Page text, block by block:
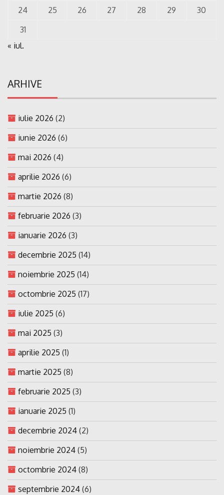
24
25 26 27 28 29
30
31
« iul.
ARHIVE
iulie 2026 (2)
iunie 2026 (6)
mai 2026 (4)
aprilie 2026 (6)
martie 2026 (8)
februarie 2026 (3)
ianuarie 2026 (3)
decembrie 2025 (14)
noiembrie 2025 (14)
octombrie 2025 (17)
iulie 2025 (6)
mai 2025 (3)
aprilie 2025 (1)
martie 2025 (8)
februarie 2025 (3)
ianuarie 2025 (1)
decembrie 2024 (2)
noiembrie 2024 (5)
octombrie 2024 (8)
septembrie 2024 (6)